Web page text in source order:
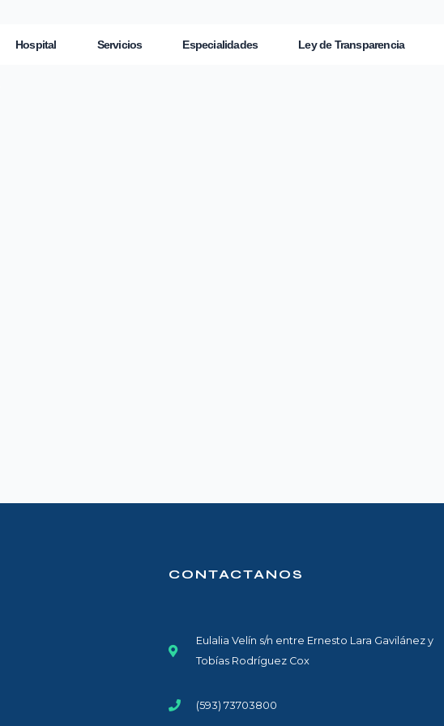
Hospital Servicios Especialidades Ley de Transparencia
CONTACTANOS
Eulalia Velín s/n entre Ernesto Lara Gavilánez y
Tobías Rodríguez Cox
(593) 73703800​